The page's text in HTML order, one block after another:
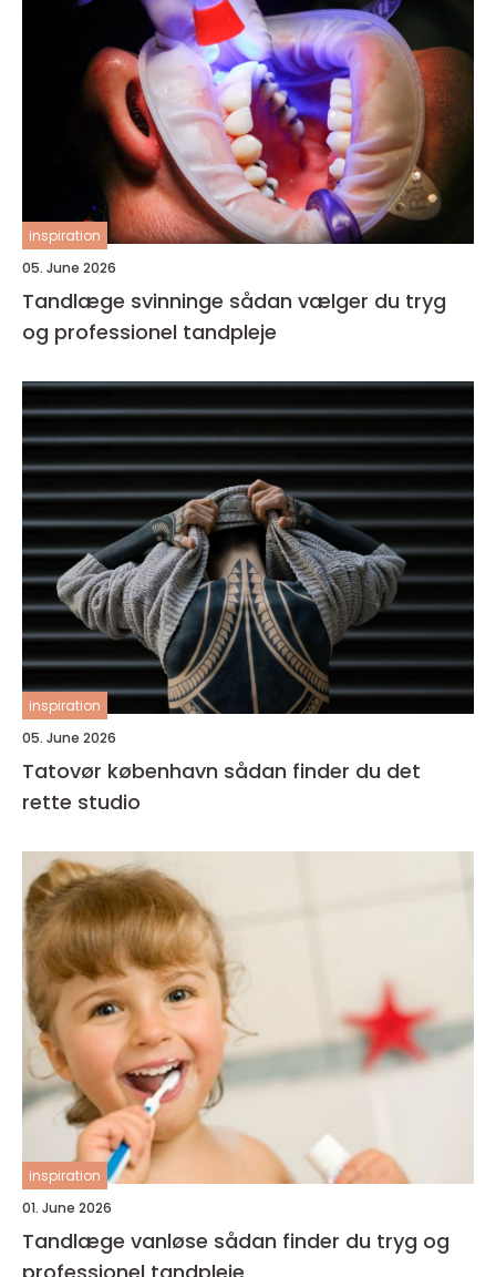
inspiration
05. June 2026
Tandlæge svinninge sådan vælger du tryg
og professionel tandpleje
inspiration
05. June 2026
Tatovør københavn sådan finder du det
rette studio
inspiration
01. June 2026
Tandlæge vanløse sådan finder du tryg og